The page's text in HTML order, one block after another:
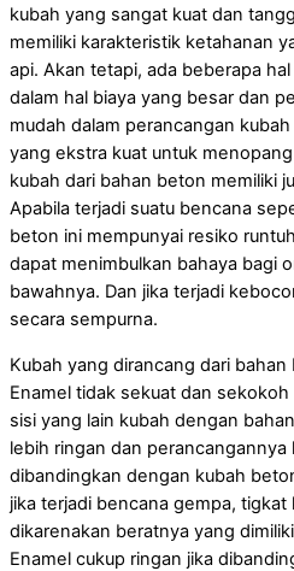
kubah yang sangat kuat dan
memiliki karakteristik ketahanan
api. Akan tetapi, ada beberapa
dalam hal biaya yang besar dan
mudah dalam perancangan
yang ekstra kuat untuk
kubah dari bahan beton memiliki
Apabila terjadi suatu bencana
beton ini mempunyai resiko
dapat menimbulkan bahaya bagi
bawahnya. Dan jika terjadi
secara sempurna.
Kubah yang dirancang dari bahan
Enamel tidak sekuat dan
sisi yang lain kubah dengan
lebih ringan dan perancangannya
dibandingkan dengan kubah
jika terjadi bencana gempa, tigkat
dikarenakan beratnya yang
Enamel cukup ringan jika